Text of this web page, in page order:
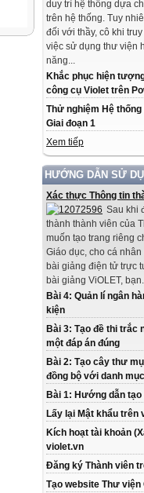
duy trì hệ thống dựa
trên hệ thống. Tuy
đối với thầy, cô khi
việc sử dụng thư viện
năng...
Khắc phục hiện
công cụ Violet trên
Thử nghiệm Hệ
Giai đoạn 1
Xem tiếp
HƯỚNG DẪN SỬ
Xác thực Thông tin
Sau khi
thành thành viên của
muốn tạo trang riêng
Giáo dục, cho cá
bài giảng điện tử trực
bài giảng ViOLET,
Bài 4: Quản lí ngân
kiện
Bài 3: Tạo đề thi trắc
một đáp án đúng
Bài 2: Tạo cây thư
đồng bộ với danh
Bài 1: Hướng dẫn
Lấy lại Mật khẩu trên
Kích hoạt tài khoản
violet.vn
Đăng ký Thành viên
Tạo website Thư